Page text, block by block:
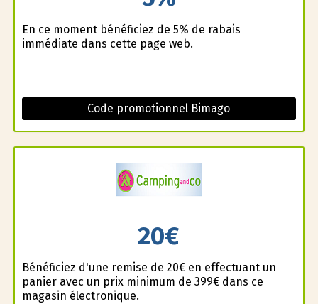
En ce moment bénéficiez de 5% de rabais
immédiate dans cette page web.
Code promotionnel Bimago
20€
Bénéficiez d'une remise de 20€ en effectuant un
panier avec un prix minimum de 399€ dans ce
magasin électronique.